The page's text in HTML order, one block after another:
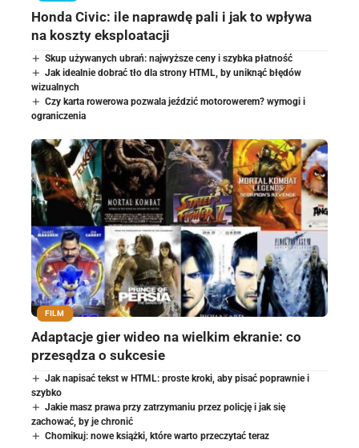
Honda Civic: ile naprawdę pali i jak to wpływa
na koszty eksploatacji
Skup używanych ubrań: najwyższe ceny i szybka płatność
Jak idealnie dobrać tło dla strony HTML, by uniknąć błędów
wizualnych
Czy karta rowerowa pozwala jeździć motorowerem? wymogi i
ograniczenia
FILM
Adaptacje gier wideo na wielkim ekranie: co
przesądza o sukcesie
Jak napisać tekst w HTML: proste kroki, aby pisać poprawnie i
szybko
Jakie masz prawa przy zatrzymaniu przez policję i jak się
zachować, by je chronić
Chomikuj: nowe książki, które warto przeczytać teraz